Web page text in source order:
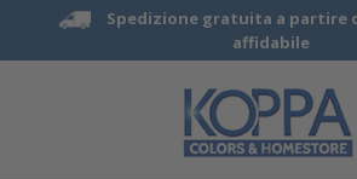
Spedizione gratuita a partire
affidabile